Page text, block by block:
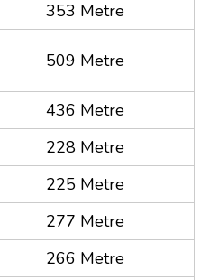
353 Metre
509 Metre
436 Metre
228 Metre
225 Metre
277 Metre
266 Metre